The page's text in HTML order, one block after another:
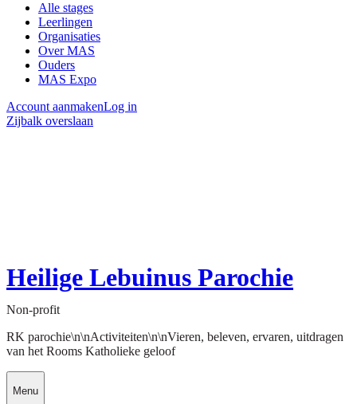
Alle stages
Leerlingen
Organisaties
Over MAS
Ouders
MAS Expo
Account aanmakenLog in
Zijbalk overslaan
Heilige Lebuinus Parochie
Non-profit
RK parochie\n\nActiviteiten\n\nVieren, beleven, ervaren, uitdragen
van het Rooms Katholieke geloof
Menu